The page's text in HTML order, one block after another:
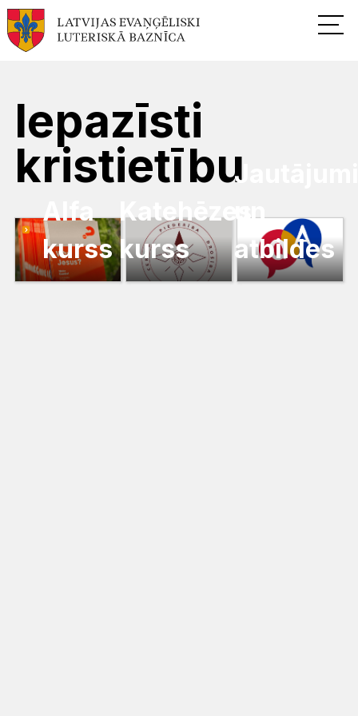
Iepazīsti
kristietību
Alfa
kurss
Katehēzes
kurss
Jautājumi
un
atbildes